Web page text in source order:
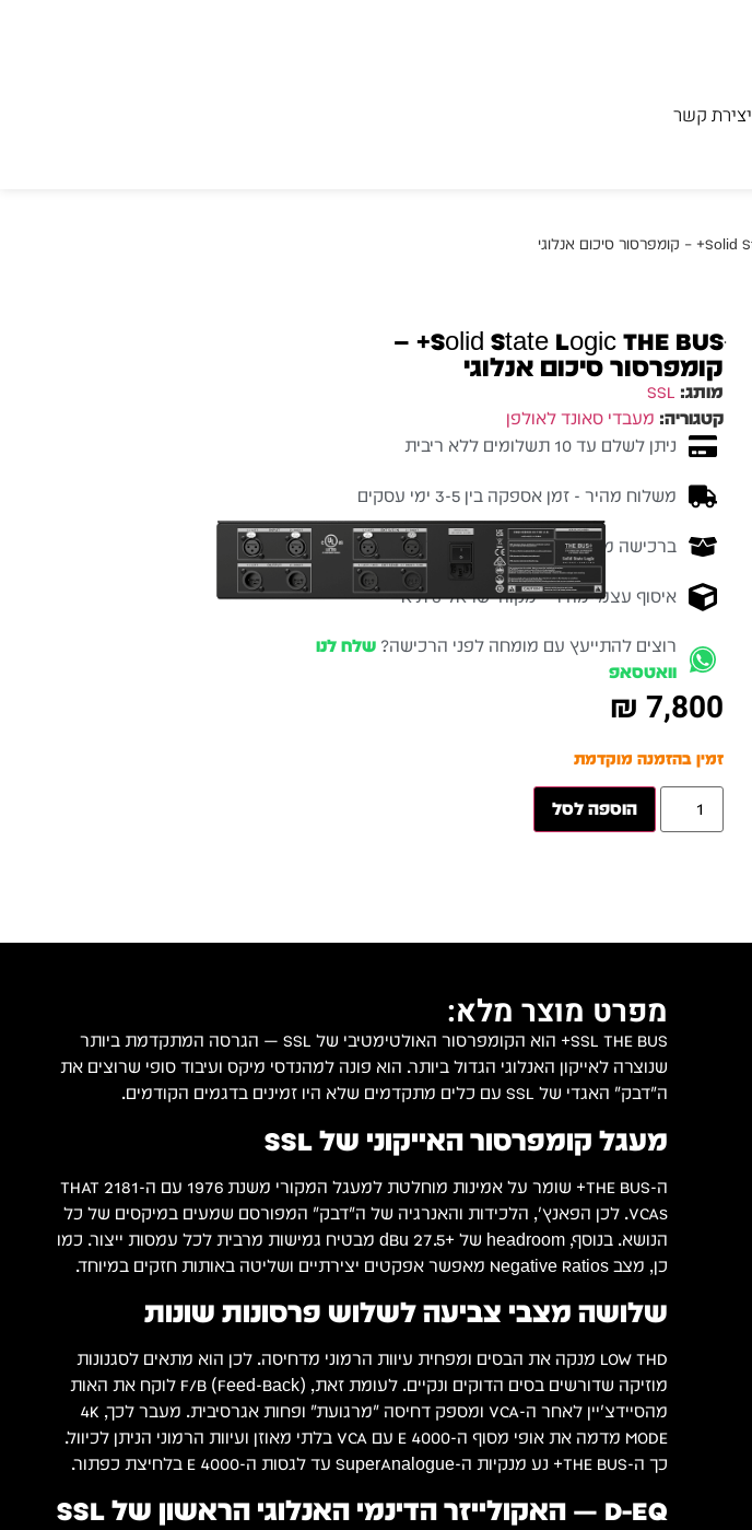
יצירת קשר
Solid State Logic THE BUSּ+ –
קומפרסור סיכום אנלוגי
מותג: SSL
קטגוריה: מעבדי סאונד לאולפן
ניתן לשלם עד 10 תשלומים ללא ריבית
משלוח מהיר - זמן אספקה בין 3-5 ימי עסקים
ברכישה מעל 700 ש״ח - המשלוח חינם
איסוף עצמי מהיר - מקוה ישראל 6 ת״א
רוצים להתייעץ עם מומחה לפני הרכישה?שלח לנו
וואטסאפ
₪ 7,800
זמין בהזמנה מוקדמת
הוספה לסל
מפרט מוצר מלא:
SSL THE BUS+ הוא הקומפרסור האולטימטיבי של SSL — הגרסה המתקדמת ביותר
שנוצרה לאייקון האנלוגי הגדול ביותר. הוא פונה למהנדסי מיקס ועיבוד סופי שרוצים את
ה"דבק" האגדי של SSL עם כלים מתקדמים שלא היו זמינים בדגמים הקודמים.
מעגל קומפרסור האייקוני של SSL
ה-THE BUS+ שומר על אמינות מוחלטת למעגל המקורי משנת 1976 עם ה-2181 THAT
VCAs. לכן הפאנץ', הלכידות והאנרגיה של ה"דבק" המפורסם שמעים במיקסים של כל
הנושא. בנוסף, headroom של +27.5 dBu מבטיח גמישות מרבית לכל עמסות ייצור. כמו
כן, מצב Negative Ratios מאפשר אפקטים יצירתיים ושליטה באותות חזקים במיוחד.
שלושה מצבי צביעה לשלוש פרסונות שונות
LOW THD מנקה את הבסים ומפחית עיוות הרמוני מדחיסה. לכן הוא מתאים לסגנונות
מוזיקה שדורשים בסים הדוקים ונקיים. לעומת זאת, F/B (Feed-Back) לוקח את האות
מהסיידצ'יין לאחר ה-VCA ומספק דחיסה "מרגועת" ופחות אגרסיבית. מעבר לכך, 4K
MODE מדמה את אופי מסוף ה-4000 E עם VCA בלתי מאוזן ועיוות הרמוני הניתן לכיוול.
כך ה-THE BUS+ נע מנקיות ה-SuperAnalogue עד לגסות ה-4000 E בלחיצת כפתור.
D-EQ — האקולייזר הדינמי האנלוגי הראשון של SSL